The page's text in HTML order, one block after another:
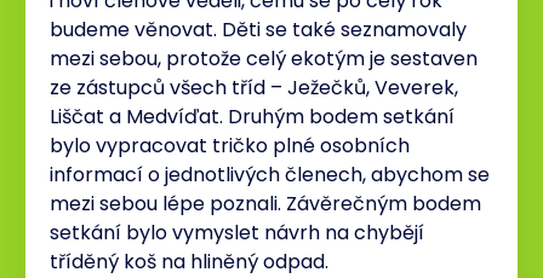
budeme věnovat. Děti se také seznamovaly
mezi sebou, protože celý ekotým je sestaven
ze zástupců všech tříd – Ježečků, Veverek,
Liščat a Medvíďat. Druhým bodem setkání
bylo vypracovat tričko plné osobních
informací o jednotlivých členech, abychom se
mezi sebou lépe poznali. Závěrečným bodem
setkání bylo vymyslet návrh na chybějí
tříděný koš na hliněný odpad.